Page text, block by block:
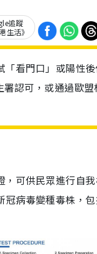
追蹤
生活》
「看門口」或陽性
認可，或通過歐盟
，可供民眾進行自
冠病毒變種毒株，